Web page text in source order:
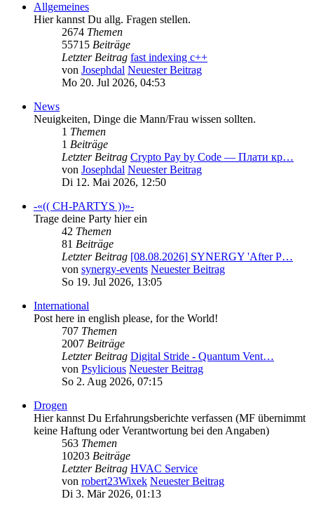
Allgemeines
Hier kannst Du allg. Fragen stellen.
2674 Themen
55715 Beiträge
Letzter Beitrag fast indexing c++
von Josephdal Neuester Beitrag
Mo 20. Jul 2026, 04:53
News
Neuigkeiten, Dinge die Mann/Frau wissen sollten.
1 Themen
1 Beiträge
Letzter Beitrag Crypto Pay by Code — Плати кр…
von Josephdal Neuester Beitrag
Di 12. Mai 2026, 12:50
-«(( CH-PARTYS ))»-
Trage deine Party hier ein
42 Themen
81 Beiträge
Letzter Beitrag [08.08.2026] SYNERGY 'After P…
von synergy-events Neuester Beitrag
So 19. Jul 2026, 13:05
International
Post here in english please, for the World!
707 Themen
2007 Beiträge
Letzter Beitrag Digital Stride - Quantum Vent…
von Psylicious Neuester Beitrag
So 2. Aug 2026, 07:15
Drogen
Hier kannst Du Erfahrungsberichte verfassen (MF übernimmt
keine Haftung oder Verantwortung bei den Angaben)
563 Themen
10203 Beiträge
Letzter Beitrag HVAC Service
von robert23Wixek Neuester Beitrag
Di 3. Mär 2026, 01:13